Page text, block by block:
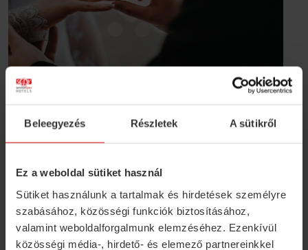
Beleegyezés Részletek A sütikről
Ez a weboldal sütiket használ
Sütiket használunk a tartalmak és hirdetések személyre
szabásához, közösségi funkciók biztosításához,
valamint weboldalforgalmunk elemzéséhez. Ezenkívül
közösségi média-, hirdető- és elemező partnereinkkel
Tailored to Your Individual Wishes
The team of Fried Kastély Hotel*** is happy to help
it.
Request an offer
Our event management team is happy to assist you at
the contact details below: